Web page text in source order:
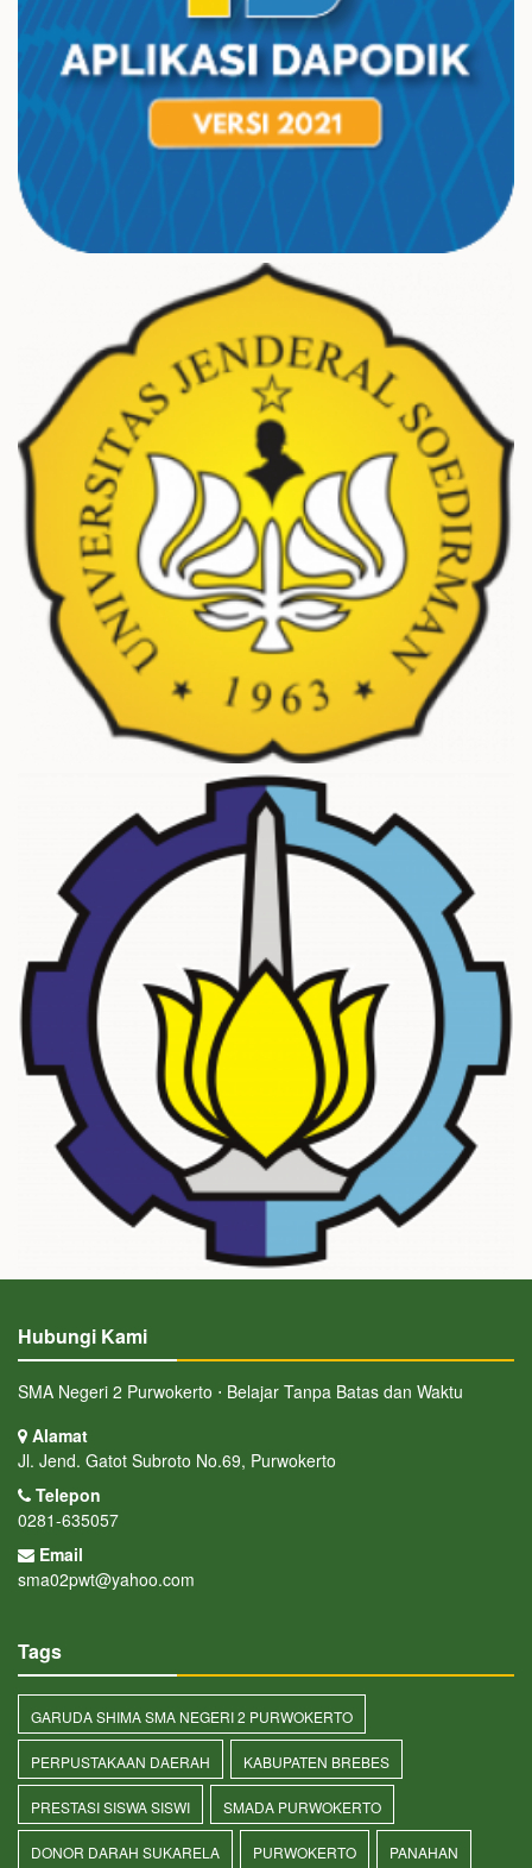
Hubungi Kami
SMA Negeri 2 Purwokerto ⋅ Belajar Tanpa Batas dan Waktu
Alamat
Jl. Jend. Gatot Subroto No.69, Purwokerto
Telepon
0281-635057
Email
sma02pwt@yahoo.com
Tags
GARUDA SHIMA SMA NEGERI 2 PURWOKERTO
PERPUSTAKAAN DAERAH KABUPATEN BREBES
PRESTASI SISWA SISWI SMADA PURWOKERTO
DONOR DARAH SUKARELA PURWOKERTO PANAHAN